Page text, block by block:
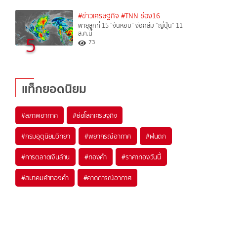
5
#ข่าวเศรษฐกิจ #TNN ช่อง16
พายุลูกที่ 15 “จันหอม” จ่อถล่ม “ญี่ปุ่น” 11
ส.ค.นี้
73
แท็กยอดนิยม
#สภาพอากาศ #ย่อโลกเศรษฐกิจ
#กรมอุตุนิยมวิทยา #พยากรณ์อากาศ #ฝนตก
#การตลาดเงินล้าน #ทองคำ #ราคาทองวันนี้
#สมาคมค้าทองคำ #คาดการณ์อากาศ